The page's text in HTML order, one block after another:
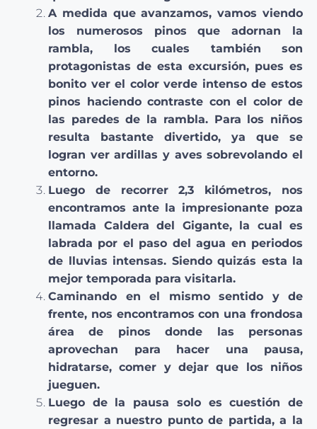
A medida que avanzamos, vamos viendo
los numerosos pinos que adornan la
rambla, los cuales también son
protagonistas de esta excursión, pues es
bonito ver el color verde intenso de estos
pinos haciendo contraste con el color de
las paredes de la rambla. Para los niños
resulta bastante divertido, ya que se
logran ver ardillas y aves sobrevolando el
entorno.
Luego de recorrer 2,3 kilómetros, nos
encontramos ante la impresionante poza
llamada Caldera del Gigante, la cual es
labrada por el paso del agua en periodos
de lluvias intensas. Siendo quizás esta la
mejor temporada para visitarla.
Caminando en el mismo sentido y de
frente, nos encontramos con una frondosa
área de pinos donde las personas
aprovechan para hacer una pausa,
hidratarse, comer y dejar que los niños
jueguen.
Luego de la pausa solo es cuestión de
regresar a nuestro punto de partida, a la